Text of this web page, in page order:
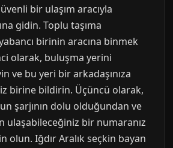
bir ulaşım aracıyla
gidin. Toplu taşıma
birinin aracına binmek
olarak, buluşma yerini
ve bu yeri bir arkadaşınıza
birine bildirin. Üçüncü olarak,
şarjının dolu olduğundan ve
ulaşabileceğiniz bir numaranız
olun. Iğdır Aralık seçkin bayan